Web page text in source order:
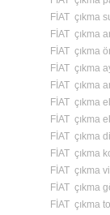
FİAT çıkma
FİAT çıkma
FİAT çıkma
FİAT çıkma
FİAT çıkma
FİAT çıkma
FİAT çıkma
FİAT çıkma
FİAT çıkma
FİAT çıkma
FİAT çıkma
FİAT çıkma